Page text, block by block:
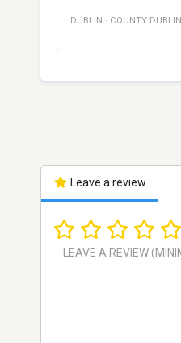
DUBLIN · COUNTY DUBLIN
Leave a review